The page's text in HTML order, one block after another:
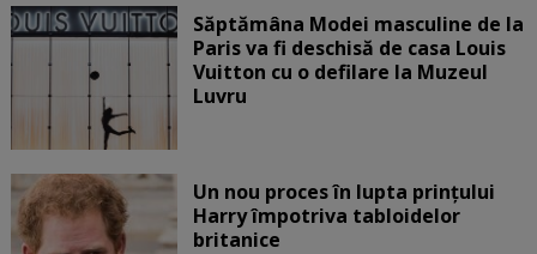
Săptămâna Modei masculine de la
Paris va fi deschisă de casa Louis
Vuitton cu o defilare la Muzeul
Luvru
Un nou proces în lupta prinţului
Harry împotriva tabloidelor
britanice